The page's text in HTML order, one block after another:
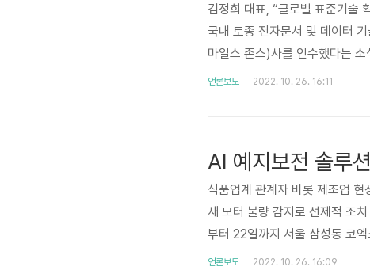
김정희 대표, “글로벌 표준기술
국내 토종 전자문서 및 데이터
마일스 존스)사를 인수했다는
유치에도 성공했다. 지난 19년
언론보도 2022. 10. 26. 16:11
AI 예지보전 솔루
식품업계 관계자 비롯 제조업
새 모터 불량 감지로 선제적 조
부터 22일까지 서울 삼성동 코
지보전 솔루션 ‘모터센스’를 소
언론보도 2022. 10. 26. 16:09